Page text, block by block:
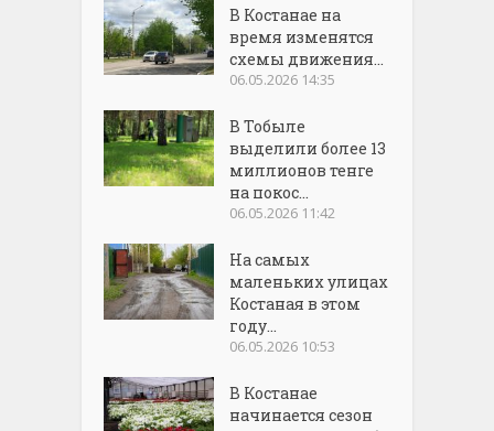
В Костанае на
время изменятся
схемы движения...
06.05.2026 14:35
В Тобыле
выделили более 13
миллионов тенге
на покос...
06.05.2026 11:42
На самых
маленьких улицах
Костаная в этом
году...
06.05.2026 10:53
В Костанае
начинается сезон